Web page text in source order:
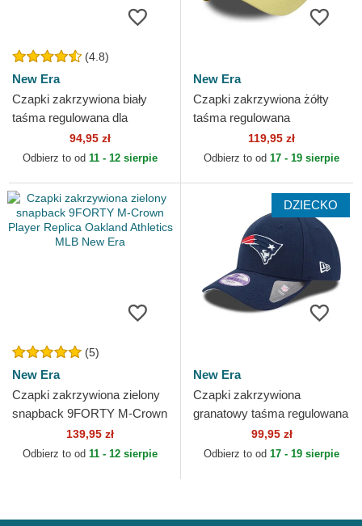
(4.8)
New Era
Czapki zakrzywiona biały
taśma regulowana dla
dziecka 9FORTY League
Essential New York
94,95 zł
Odbierz to od 11 - 12 sierpie
New Era
Czapki zakrzywiona żółty
taśma regulowana
9TWENTY League Essential
Midi New York Yankees MLB
119,95 zł
Odbierz to od 17 - 19 sierpie
(5)
New Era
Czapki zakrzywiona zielony
snapback 9FORTY M-Crown
Player Replica Oakland
Athletics MLB New Era
139,95 zł
Odbierz to od 11 - 12 sierpie
DZIECKO
New Era
Czapki zakrzywiona
granatowy taśma regulowana
dla dziecka 9FORTY The
League New England
99,95 zł
Odbierz to od 17 - 19 sierpie